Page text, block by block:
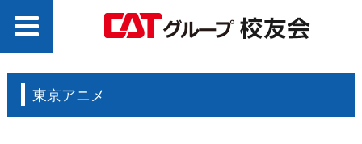
東京アニメ